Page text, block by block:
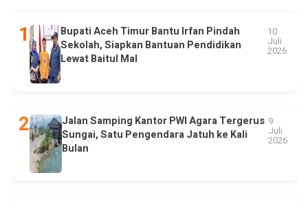
Bupati Aceh Timur Bantu Irfan Pindah
Sekolah, Siapkan Bantuan Pendidikan
Lewat Baitul Mal
10
Juli
2026
Jalan Samping Kantor PWI Agara Tergerus
Sungai, Satu Pengendara Jatuh ke Kali
Bulan
9
Juli
2026